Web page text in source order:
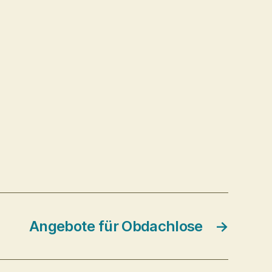
→
Angebote für Obdachlose